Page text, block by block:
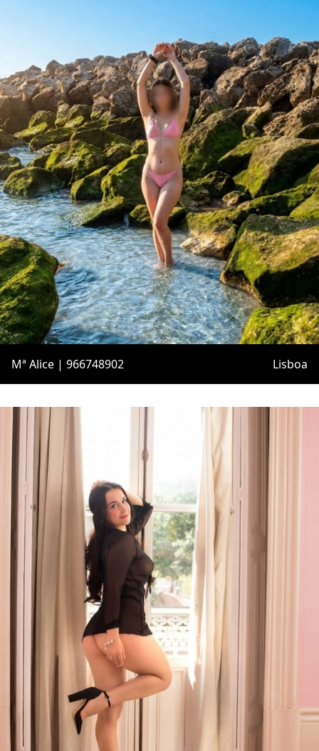
Mª Alice | 966748902 Lisboa